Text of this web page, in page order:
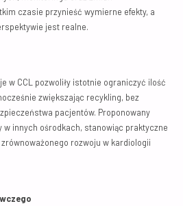
czasie przynieść wymierne efekty, a
jest realne.
w CCL pozwoliły istotnie ograniczyć ilość
zwiększając recykling, bez
pacjentów. Proponowany
w innych ośrodkach, stanowiąc praktyczne
rozwoju w kardiologii